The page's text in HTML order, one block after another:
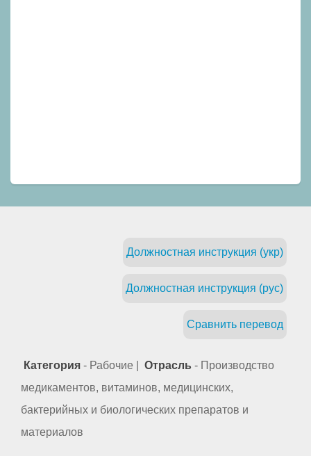
Должностная инструкция (укр)
Должностная инструкция (рус)
Сравнить перевод
Категория - Рабочие | Отрасль - Производство
медикаментов, витаминов, медицинских,
бактерийных и биологических препаратов и
материалов